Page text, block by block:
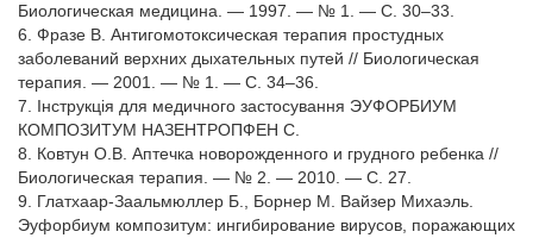
Биологическая медицина. — 1997. — № 1. — С. 30–33.
6. Фразе В. Антигомотоксическая терапия простудных
заболеваний верхних дыхательных путей // Биологическая
терапия. — 2001. — № 1. — С. 34–36.
7. Інструкція для медичного застосування ЭУФОРБИУМ
КОМПОЗИТУМ НАЗЕНТРОПФЕН С.
8. Ковтун О.В. Аптечка новорожденного и грудного ребенка //
Биологическая терапия. — № 2. — 2010. — С. 27.
9. Глатхаар-Заальмюллер Б., Борнер М. Вайзер Михаэль.
Эуфорбиум композитум: ингибирование вирусов, поражающих